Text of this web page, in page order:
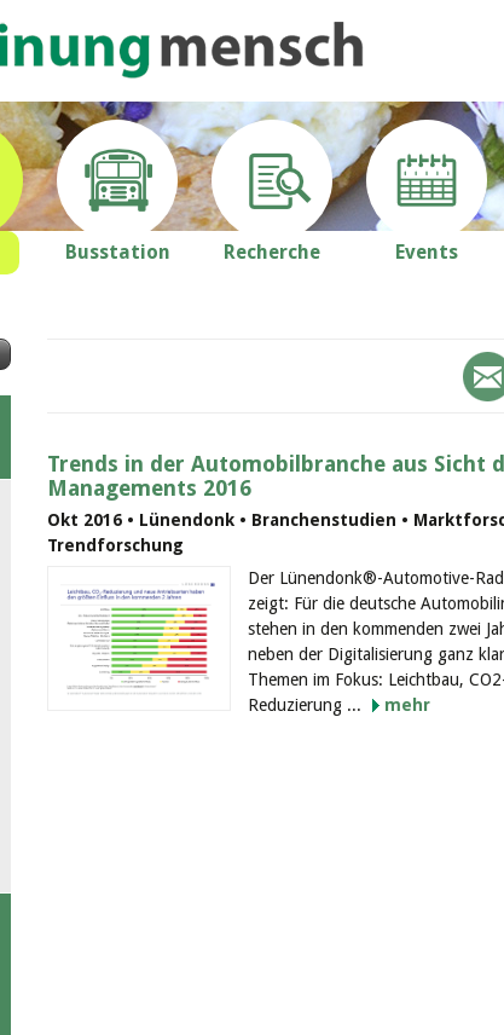
Busstation Recherche Events
Trends in der Automobilbranche aus Sicht
Managements 2016
Okt 2016 • Lünendonk • Branchenstudien •
Trendforschung
Der Lünendonk®-Automotive-
zeigt: Für die deutsche
stehen in den kommenden zwei
neben der Digitalisierung ganz
Themen im Fokus: Leichtbau,
Reduzierung ...
mehr